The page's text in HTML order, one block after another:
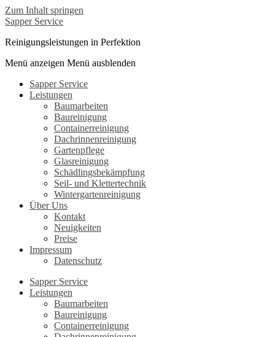
Zum Inhalt springen
Sapper Service
Reinigungsleistungen in Perfektion
Menü anzeigen Menü ausblenden
Sapper Service
Leistungen
Baumarbeiten
Baureinigung
Containerreinigung
Dachrinnenreinigung
Gartenpflege
Glasreinigung
Schädlingsbekämpfung
Seil- und Klettertechnik
Wintergartenreinigung
Über Uns
Kontakt
Neuigkeiten
Preise
Impressum
Datenschutz
Sapper Service
Leistungen
Baumarbeiten
Baureinigung
Containerreinigung